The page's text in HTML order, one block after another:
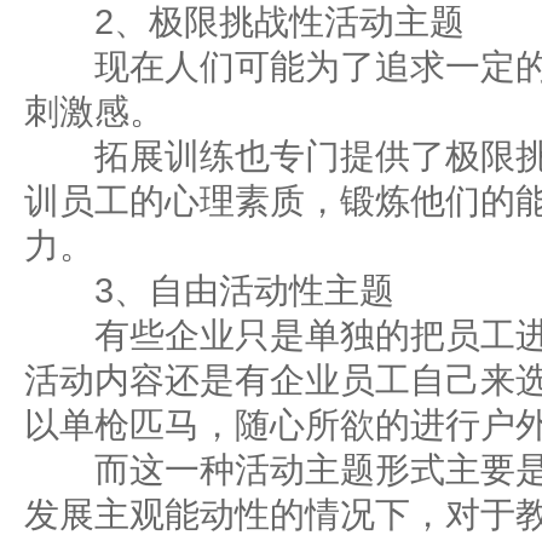
2、极限挑战性活动主题
现在人们可能为了追求一定
刺激感。
拓展训练也专门提供了极限
训员工的心理素质，锻炼他们的
力。
3、自由活动性主题
有些企业只是单独的把员工
活动内容还是有企业员工自己来
以单枪匹马，随心所欲的进行户
而这一种活动主题形式主要
发展主观能动性的情况下，对于